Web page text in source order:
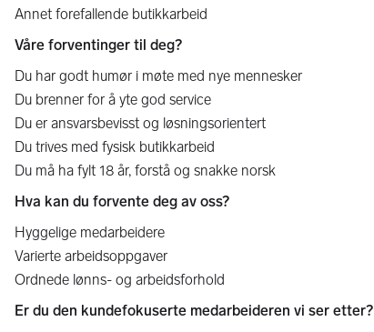
Annet forefallende butikkarbeid
Våre forventinger til deg?
Du har godt humør i møte med nye mennesker
Du brenner for å yte god service
Du er ansvarsbevisst og løsningsorientert
Du trives med fysisk butikkarbeid
Du må ha fylt 18 år, forstå og snakke norsk
Hva kan du forvente deg av oss?
Hyggelige medarbeidere
Varierte arbeidsoppgaver
Ordnede lønns- og arbeidsforhold
Er du den kundefokuserte medarbeideren vi ser etter?